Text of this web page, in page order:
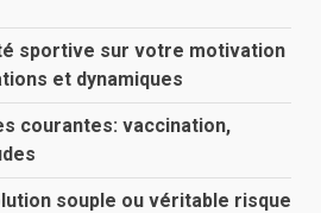
sportive sur votre motivation
et dynamiques
courantes: vaccination,
souple ou véritable risque